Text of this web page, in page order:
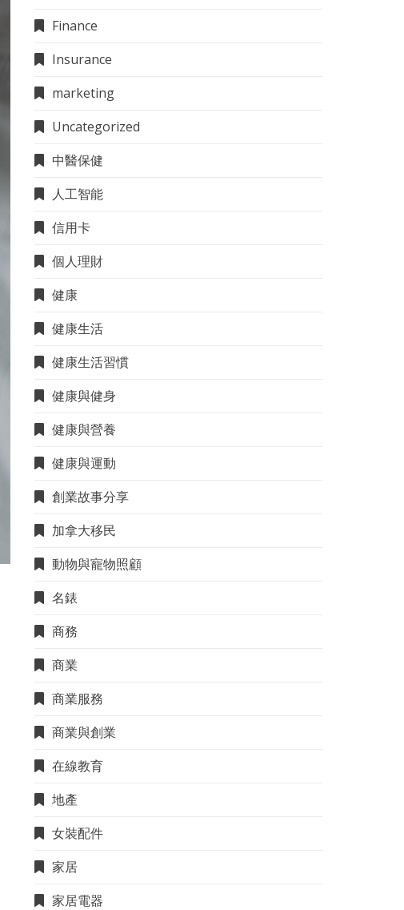
Finance
Insurance
marketing
Uncategorized
中醫保健
人工智能
信用卡
個人理財
健康
健康生活
健康生活習慣
健康與健身
健康與營養
健康與運動
創業故事分享
加拿大移民
動物與寵物照顧
名錶
商務
商業
商業服務
商業與創業
在線教育
地產
女裝配件
家居
家居電器